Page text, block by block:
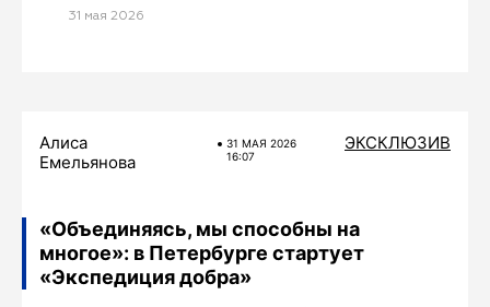
31 мая 2026
Алиса
Емельянова
31 МАЯ 2026
16:07
ЭКСКЛЮЗИВ
«Объединяясь, мы способны на
многое»: в Петербурге стартует
«Экспедиция добра»